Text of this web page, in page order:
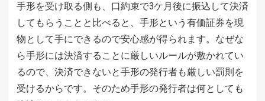
手形を受け取る側も、口約束で3ケ月後に振込して決済
してもらうことと比べると、手形という有価証券を現
物として手にできるので安心感が得られます。なぜな
ら手形には決済することに厳しいルールが敷かれてい
るので、決済できないと手形の発行者も厳しい罰則を
受けるからです。そのため手形の発行者は何としても